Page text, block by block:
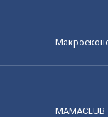
MAMACLUB